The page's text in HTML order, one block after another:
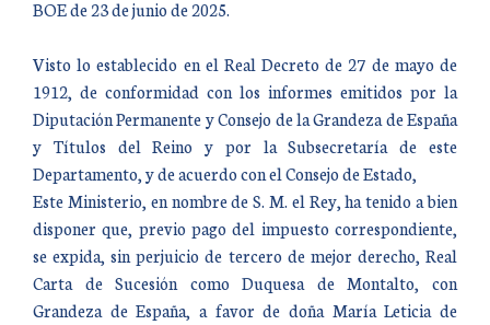
BOE de 23 de junio de 2025.
Visto lo establecido en el Real Decreto de 27 de mayo de
1912, de conformidad con los informes emitidos por la
Diputación Permanente y Consejo de la Grandeza de España
y Títulos del Reino y por la Subsecretaría de este
Departamento, y de acuerdo con el Consejo de Estado,
Este Ministerio, en nombre de S. M. el Rey, ha tenido a bien
disponer que, previo pago del impuesto correspondiente,
se expida, sin perjuicio de tercero de mejor derecho, Real
Carta de Sucesión como Duquesa de Montalto, con
Grandeza de España, a favor de doña María Leticia de